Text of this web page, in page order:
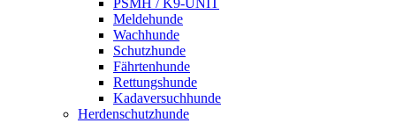
PSMH / K9-UNIT
Meldehunde
Wachhunde
Schutzhunde
Fährtenhunde
Rettungshunde
Kadaversuchhunde
Herdenschutzhunde